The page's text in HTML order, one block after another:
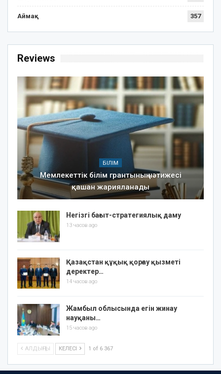
Аймақ 357
Reviews
БІЛІМ
Мемлекеттік білім грантының нәтижесі
қашан жарияланады
Негізгі бағыт-стратегиялық даму
13 часов ago
Қазақстан құқық қорғау қызметі
деректер…
14 часов ago
Жамбыл облысында егін жинау
науқаны…
15 часов ago
АЛДЫҢҒЫ КЕЛЕСІ 1 of 6 367